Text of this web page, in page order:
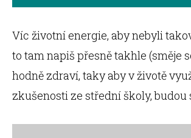
Víc životní energie, aby nebyli
to tam napiš přesně takhle (směje
hodně zdraví, taky aby v životě
zkušenosti ze střední školy, budou